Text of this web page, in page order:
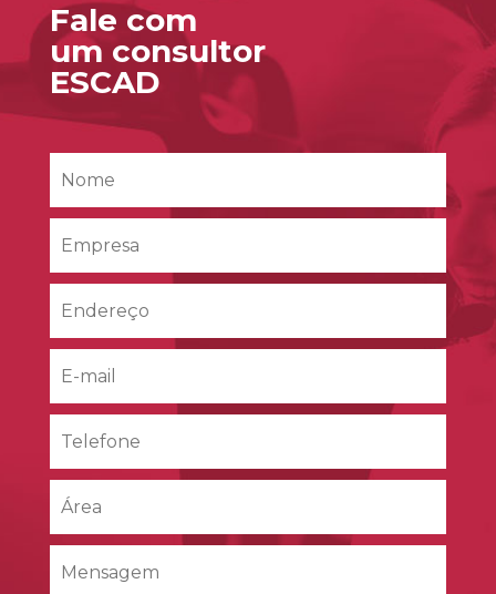
Fale com
um consultor
ESCAD